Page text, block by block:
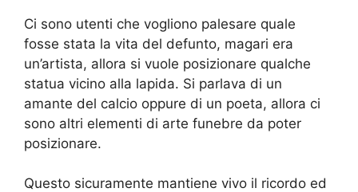
Ci sono utenti che vogliono palesare quale
fosse stata la vita del defunto, magari era
un’artista, allora si vuole posizionare qualche
statua vicino alla lapida. Si parlava di un
amante del calcio oppure di un poeta, allora ci
sono altri elementi di arte funebre da poter
posizionare.
Questo sicuramente mantiene vivo il ricordo ed